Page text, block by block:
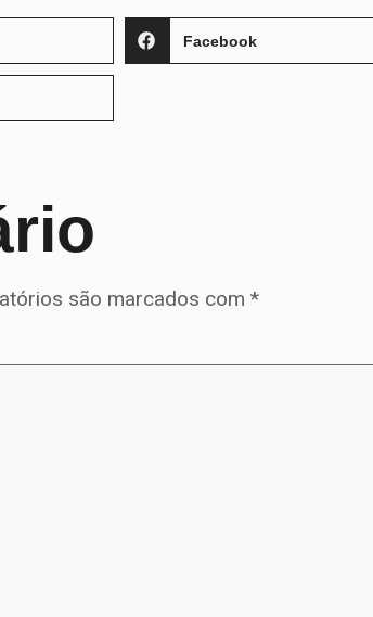
Facebook
são marcados com*